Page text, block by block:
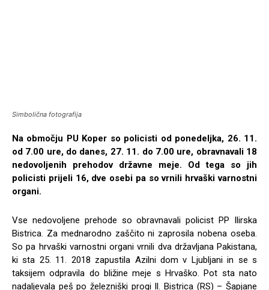
Simbolična fotografija
Na območju PU Koper so policisti od ponedeljka, 26. 11.
od 7.00 ure, do danes, 27. 11. do 7.00 ure, obravnavali 18
nedovoljenih prehodov državne meje. Od tega so jih
policisti prijeli 16, dve osebi pa so vrnili hrvaški varnostni
organi.
Vse nedovoljene prehode so obravnavali policist PP Ilirska
Bistrica. Za mednarodno zaščito ni zaprosila nobena oseba.
So pa hrvaški varnostni organi vrnili dva državljana Pakistana,
ki sta 25. 11. 2018 zapustila Azilni dom v Ljubljani in se s
taksijem odpravila do bližine meje s Hrvaško. Pot sta nato
nadaljevala peš po železniški progi Il. Bistrica (RS) – Šapjane